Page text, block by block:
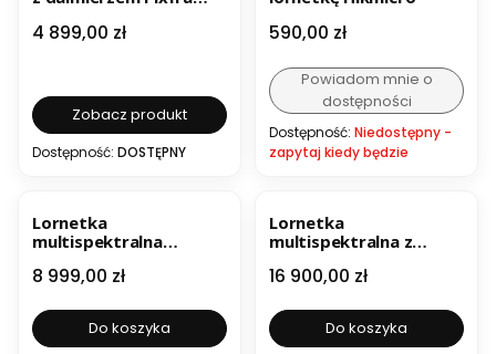
Cena
4 899,00 zł
Zobacz produkt
Dostępność: DOSTĘPNY
Cena
590,00 zł
Powiadom mnie o
dostępności
Dostępność: Niedostępny -
zapytaj kiedy będzie
Lornetka
multispektralna
HH35LN
Cena
8 999,00 zł
Do koszyka
Lornetka
multispektralna z
Symbion LRF DXR50
Cena
16 900,00 zł
Do koszyka